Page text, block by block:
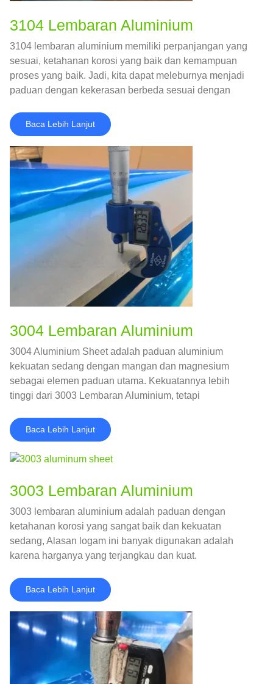
3104 Lembaran Aluminium
3104 lembaran aluminium memiliki perpanjangan yang
sesuai, ketahanan korosi yang baik dan kemampuan
proses yang baik. Jadi, kita dapat meleburnya menjadi
paduan dengan kekerasan berbeda sesuai dengan
Baca Lebih Lanjut
3004 Lembaran Aluminium
3004 Aluminium Sheet adalah paduan aluminium
kekuatan sedang dengan mangan dan magnesium
sebagai elemen paduan utama. Kekuatannya lebih
tinggi dari 3003 Lembaran Aluminium, tetapi
Baca Lebih Lanjut
3003 Lembaran Aluminium
3003 lembaran aluminium adalah paduan dengan
ketahanan korosi yang sangat baik dan kekuatan
sedang, Alasan logam ini banyak digunakan adalah
karena harganya yang terjangkau dan kuat.
Baca Lebih Lanjut